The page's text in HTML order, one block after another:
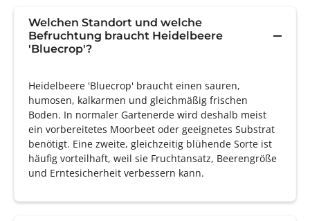
Welchen Standort und welche
Befruchtung braucht Heidelbeere
'Bluecrop'?
Heidelbeere 'Bluecrop' braucht einen sauren,
humosen, kalkarmen und gleichmäßig frischen
Boden. In normaler Gartenerde wird deshalb meist
ein vorbereitetes Moorbeet oder geeignetes Substrat
benötigt. Eine zweite, gleichzeitig blühende Sorte ist
häufig vorteilhaft, weil sie Fruchtansatz, Beerengröße
und Erntesicherheit verbessern kann.